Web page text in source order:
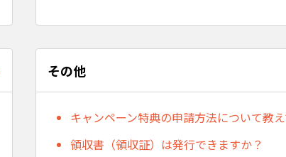
その他
キャンペーン特典の申請方法について教
領収書（領収証）は発行できますか？